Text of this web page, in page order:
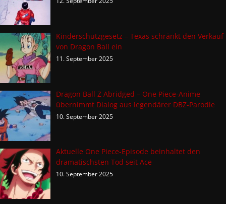
Kinderschutzgesetz – Texas schränkt den Verkauf
von Dragon Ball ein
11. September 2025
Dragon Ball Z Abridged – One Piece-Anime
übernimmt Dialog aus legendärer DBZ-Parodie
10. September 2025
Aktuelle One Piece-Episode beinhaltet den
dramatischsten Tod seit Ace
10. September 2025